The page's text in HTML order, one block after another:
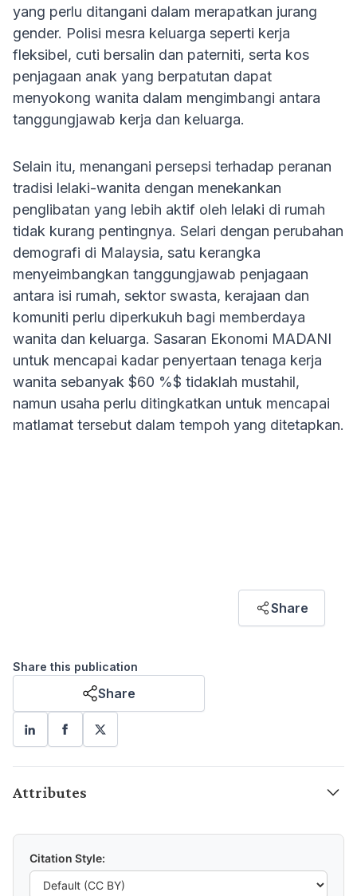
yang perlu ditangani dalam merapatkan jurang
gender. Polisi mesra keluarga seperti kerja
fleksibel, cuti bersalin dan paterniti, serta kos
penjagaan anak yang berpatutan dapat
menyokong wanita dalam mengimbangi antara
tanggungjawab kerja dan keluarga.
Selain itu, menangani persepsi terhadap peranan
tradisi lelaki-wanita dengan menekankan
penglibatan yang lebih aktif oleh lelaki di rumah
tidak kurang pentingnya. Selari dengan perubahan
demografi di Malaysia, satu kerangka
menyeimbangkan tanggungjawab penjagaan
antara isi rumah, sektor swasta, kerajaan dan
komuniti perlu diperkukuh bagi memberdaya
wanita dan keluarga. Sasaran Ekonomi MADANI
untuk mencapai kadar penyertaan tenaga kerja
wanita sebanyak $60 %$ tidaklah mustahil,
namun usaha perlu ditingkatkan untuk mencapai
matlamat tersebut dalam tempoh yang ditetapkan.
Share
Share this publication
Share
Attributes
Citation Style: